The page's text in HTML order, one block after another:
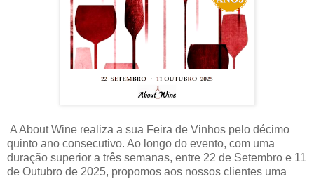
A About Wine realiza a sua Feira de Vinhos pelo décimo
quinto ano consecutivo. Ao longo do evento, com uma
duração superior a três semanas, entre 22 de Setembro e 11
de Outubro de 2025, propomos aos nossos clientes uma